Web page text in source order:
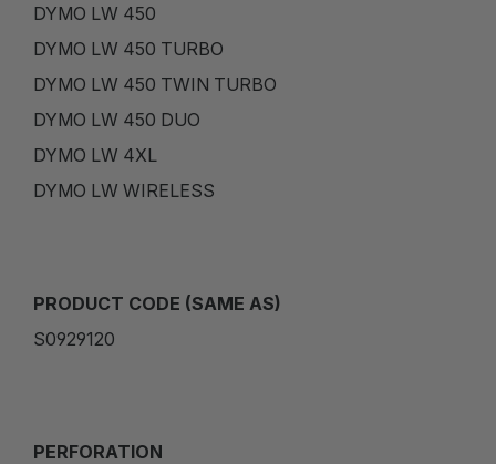
DYMO LW 450
DYMO LW 450 TURBO
DYMO LW 450 TWIN TURBO
DYMO LW 450 DUO
DYMO LW 4XL
DYMO LW WIRELESS
PRODUCT CODE (SAME AS)
S0929120
PERFORATION